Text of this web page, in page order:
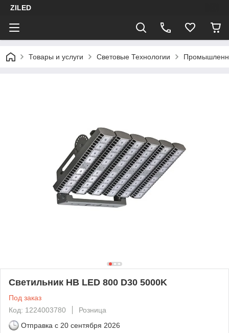
ZILED
Товары и услуги Световые Технологии
Светильник HB LED 800 D30 5000K
Под заказ
Код: 1224003780
Розница
Отправка с 20 сентября 2026